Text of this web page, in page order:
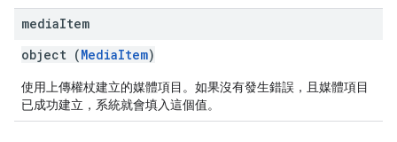
mediaItem
object (MediaItem)
使用上傳權杖建立的媒體項目。如果沒有發生錯誤，且媒體項目
已成功建立，系統就會填入這個值。